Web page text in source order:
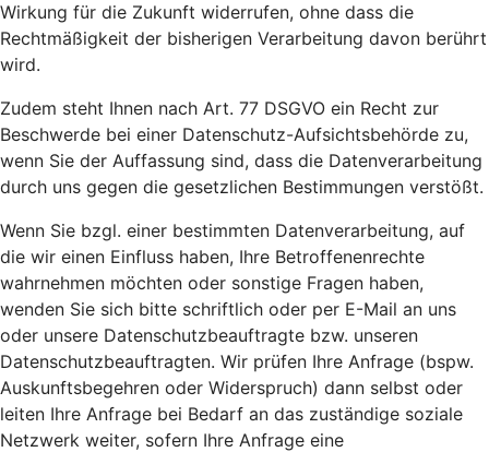
Wirkung für die Zukunft widerrufen, ohne dass die
Rechtmäßigkeit der bisherigen Verarbeitung davon berührt
wird.
Zudem steht Ihnen nach Art. 77 DSGVO ein Recht zur
Beschwerde bei einer Datenschutz-Aufsichtsbehörde zu,
wenn Sie der Auffassung sind, dass die Datenverarbeitung
durch uns gegen die gesetzlichen Bestimmungen verstößt.
Wenn Sie bzgl. einer bestimmten Datenverarbeitung, auf
die wir einen Einfluss haben, Ihre Betroffenenrechte
wahrnehmen möchten oder sonstige Fragen haben,
wenden Sie sich bitte schriftlich oder per E-Mail an uns
oder unsere Datenschutzbeauftragte bzw. unseren
Datenschutzbeauftragten. Wir prüfen Ihre Anfrage (bspw.
Auskunftsbegehren oder Widerspruch) dann selbst oder
leiten Ihre Anfrage bei Bedarf an das zuständige soziale
Netzwerk weiter, sofern Ihre Anfrage eine